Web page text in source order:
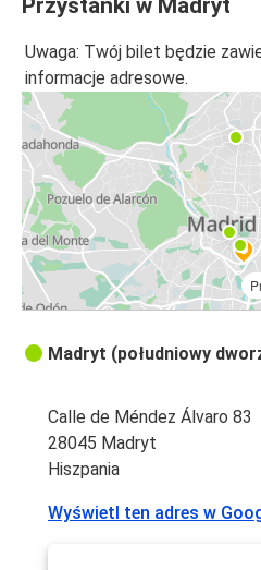
Uwaga: Twój bilet będzie
informacje adresowe.
Madryt (południowy
Calle de Méndez Álvaro 83
28045 Madryt
Hiszpania
Wyświetl ten adres w